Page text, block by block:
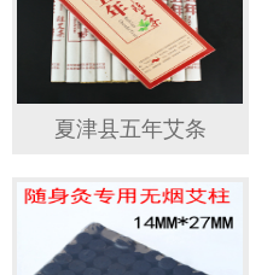
夏津县五年艾条